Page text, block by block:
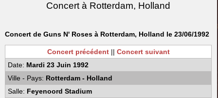
Concert à Rotterdam, Holland
Concert de Guns N' Roses à Rotterdam, Holland le 23/06/1992
Concert précédent|| Concert suivant
Date: Mardi 23 Juin 1992
Ville - Pays: Rotterdam - Holland
Salle: Feyenoord Stadium